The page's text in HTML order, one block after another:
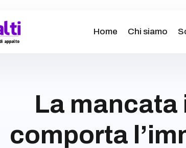
Home Chi siamo
La mancata
comporta